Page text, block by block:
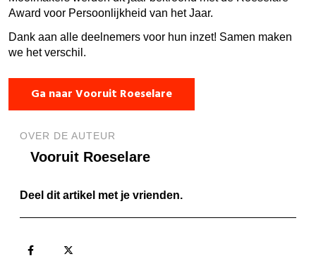
Award voor Persoonlijkheid van het Jaar.
Dank aan alle deelnemers voor hun inzet! Samen maken
we het verschil.
Ga naar Vooruit Roeselare
OVER DE AUTEUR
Vooruit Roeselare
Deel dit artikel met je vrienden.